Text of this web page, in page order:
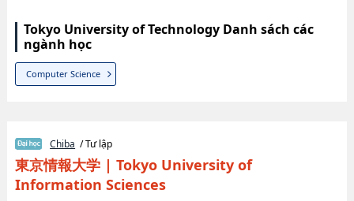
Tokyo University of Technology Danh sách các
ngành học
Computer Science
Chiba / Tư lập
東京情報大学| Tokyo University of
Information Sciences